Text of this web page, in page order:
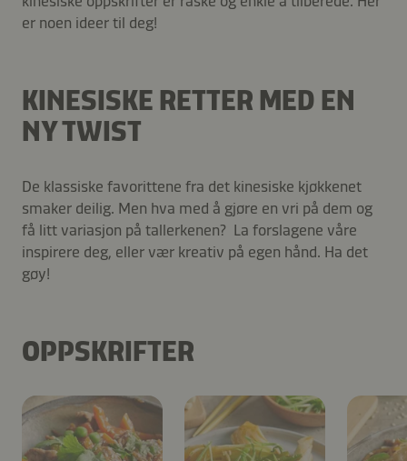
er noen ideer til deg!
KINESISKE RETTER MED EN
NY TWIST
De klassiske favorittene fra det kinesiske kjøkkenet
smaker deilig. Men hva med å gjøre en vri på dem og
få litt variasjon på tallerkenen? La forslagene våre
inspirere deg, eller vær kreativ på egen hånd. Ha det
gøy!
OPPSKRIFTER